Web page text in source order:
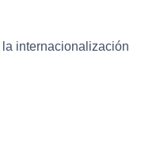
internacionalización